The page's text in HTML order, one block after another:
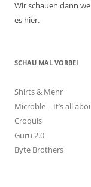
Wir schauen dann
es hier.
SCHAU MAL VORBEI
Shirts & Mehr
Microble – It’s all
Croquis
Guru 2.0
Byte Brothers